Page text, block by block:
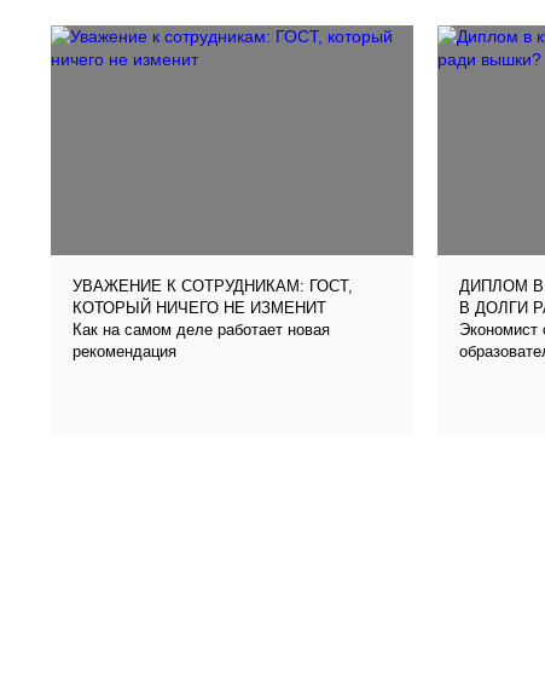
УВАЖЕНИЕ К СОТРУДНИКАМ: ГОСТ,
КОТОРЫЙ НИЧЕГО НЕ ИЗМЕНИТ
Как на самом деле работает новая
рекомендация
ДИПЛОМ В
В ДОЛГИ
Экономист